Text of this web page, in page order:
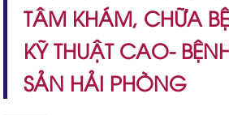
TÂM KHÁM, CHỮA
KỸ THUẬT CAO-
SẢN HẢI PHÒNG